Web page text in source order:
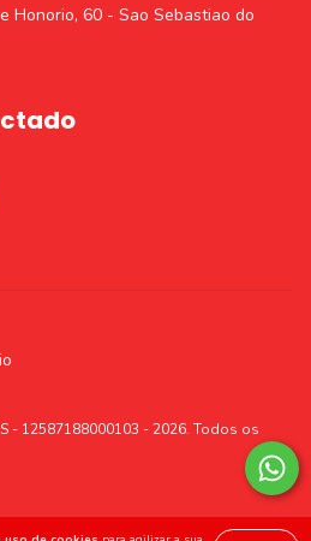
Honorio, 60 - Sao Sebastiao do
- 12587188000103 - 2026. Todos os